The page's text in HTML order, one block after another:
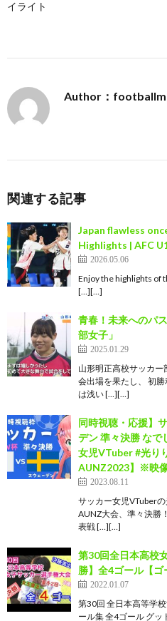
イライト
Author：
関連する記事
Japan flawless
Highlights | AFC
2026.05.06
Enjoy the highlights of
[…][…]
青春！未来へのパ
部女子」
2025.01.29
山形明正高校サッカ
会出場を果たし、 初
は浅い […][…]
同時視聴・応援】
デン 準々決勝 なで
女児VTuber #光り
AUNZ2023】※映
2023.08.11
サッカー女児VTuber
AUNZ大会、準々決勝
表戦 […][…]
第30回全日本高校
勝】全4ゴール【ゴ
2022.01.07
第30回 全日本高等学
ール集 全4ゴール グ